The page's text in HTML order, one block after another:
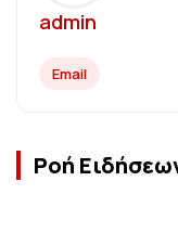
admin
Email
Ροή